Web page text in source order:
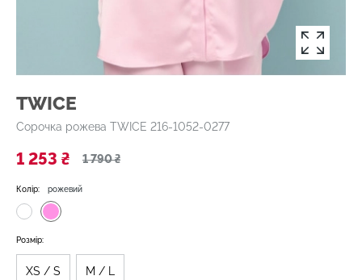
TWICE
Сорочка рожева TWICE 216-1052-0277
1 253 ₴ 1 790 ₴
Колір: рожевий
Розмір:
XS / S M / L